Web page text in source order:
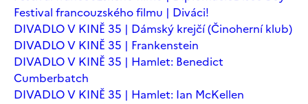
Festival francouzského filmu | Diváci!
DIVADLO V KINĚ 35 | Dámský krejčí (Činoherní klub)
DIVADLO V KINĚ 35 | Frankenstein
DIVADLO V KINĚ 35 | Hamlet: Benedict
Cumberbatch
DIVADLO V KINĚ 35 | Hamlet: Ian McKellen